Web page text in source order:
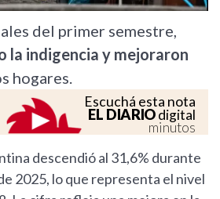
del primer semestre,
la indigencia y mejoraron
hogares.
Escuchá esta nota
EL DIARIOdigital
minutos
descendió al 31,6% durante
2025, lo que representa el nivel